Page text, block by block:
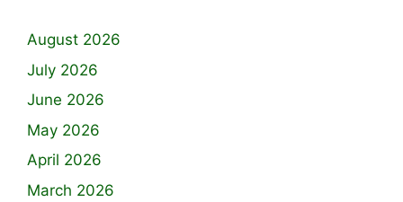
August 2026
July 2026
June 2026
May 2026
April 2026
March 2026